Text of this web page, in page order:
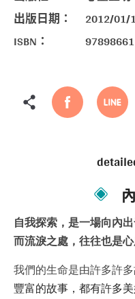
出版日期：
2012/01/
ISBN：
自我探索，是一場向內
而流淚之處，往往也是心
我們的生命是由許多許
豐富的故事，都有許多